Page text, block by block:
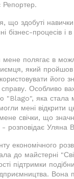
Репортер.
що здобуті навички
бізнес-процесів і
мене полягає в
який
його
справу. Особливо
"Blago", яка стала
мені відкрити
свічки, що
- розповідає Уляна
економічного
до майстерні
підтримки
Вона